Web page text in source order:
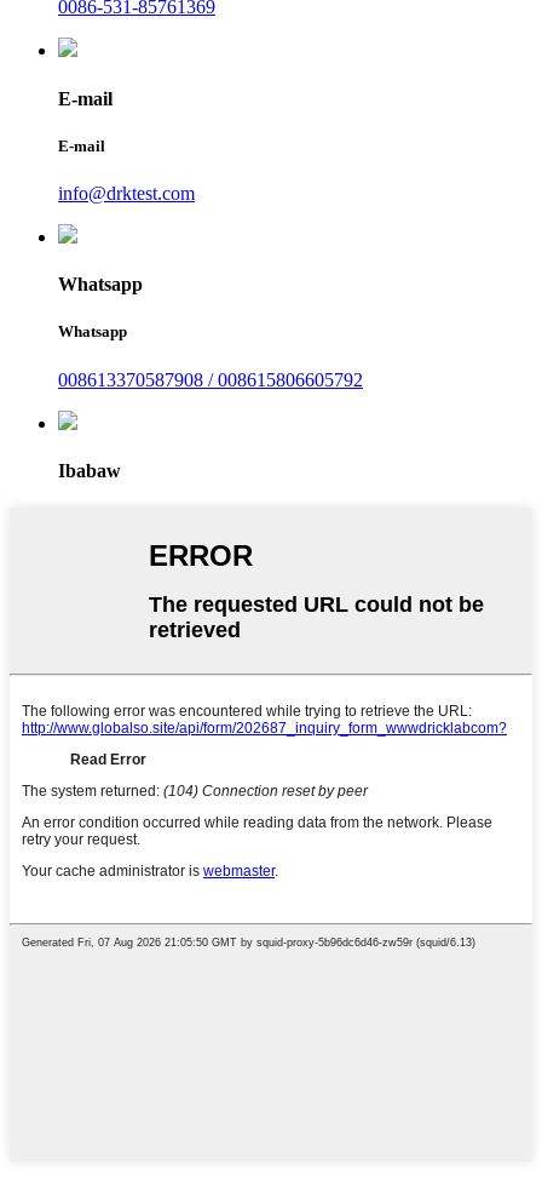
0086-531-85761369
E-mail
E-mail
info@drktest.com
Whatsapp
Whatsapp
008613370587908 / 008615806605792
Ibabaw